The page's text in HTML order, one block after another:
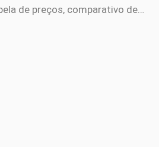
de preços, comparativo de…